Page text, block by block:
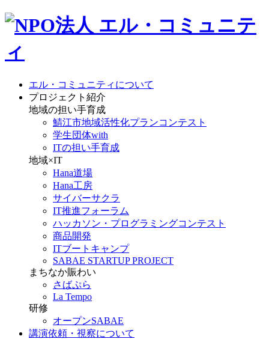
エル・コミュニティについて
プロジェクト紹介
地域の担い手育成
鯖江市地域活性化プランコンテスト
学生団体with
ITの担い手育成
地域×IT
Hana道場
Hana工房
サイバーサクラ
IT推進フォーラム
ハッカソン・プログラミングコンテスト
商品開発
ITブートキャンプ
SABAE STARTUP PROJECT
まちなか賑わい
さばぷら
La Tempo
研修
オープンSABAE
講演依頼・視察について